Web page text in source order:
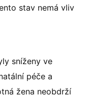
stav nemá vliv
sníženy ve
péče a
žena neobdrží